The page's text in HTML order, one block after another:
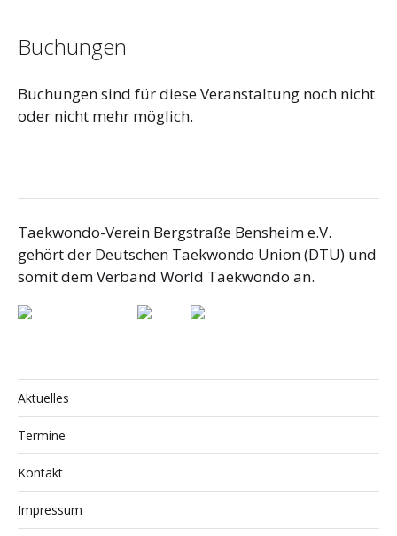
Buchungen
Buchungen sind für diese Veranstaltung noch nicht
oder nicht mehr möglich.
Taekwondo-Verein Bergstraße Bensheim e.V.
gehört der Deutschen Taekwondo Union (DTU) und
somit dem Verband World Taekwondo an.
Aktuelles
Termine
Kontakt
Impressum